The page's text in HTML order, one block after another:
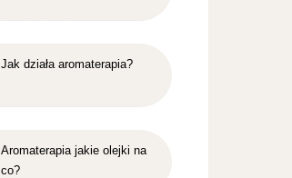
Jak działa aromaterapia?
Aromaterapia jakie olejki na
co?